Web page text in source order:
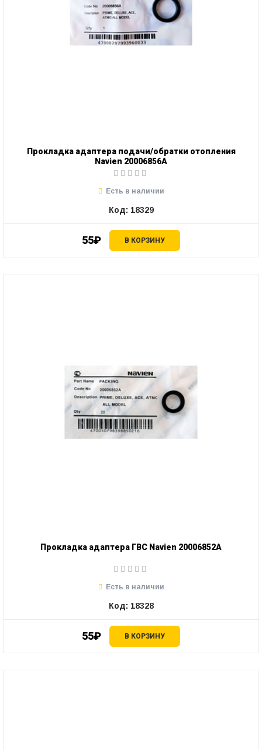
Прокладка адаптера подачи/обратки отопления
Navien 20006856A
55₽ В КОРЗИНУ
Есть в наличии
Код: 18329
Прокладка адаптера ГВС Navien 20006852A
55₽ В КОРЗИНУ
Есть в наличии
Код: 18328